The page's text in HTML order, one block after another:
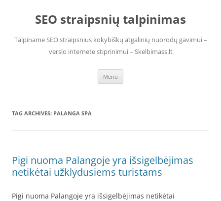
contentSEO straipsnių talpinimas
Talpiname SEO straipsnius kokybiškų atgalinių nuorodų gavimui –
verslo internete stiprinimui – Skelbimass.lt
Menu
TAG ARCHIVES: PALANGA SPA
Pigi nuoma Palangoje yra išsigelbėjimas
netikėtai užklydusiems turistams
Pigi nuoma Palangoje yra išsigelbėjimas netikėtai